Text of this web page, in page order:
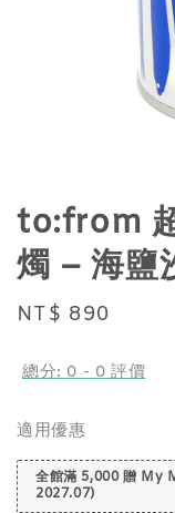
to:from
燭 – 海鹽
Regular
NT$ 890
總分: 0 - 0 評價
適用優惠
全館滿 5,000 贈 My
2027.07)